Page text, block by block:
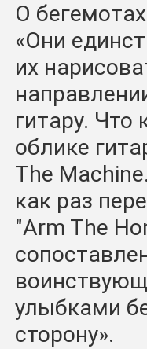
О
«Они
их
гитару. Что
облике
The
как раз
"Arm The
улыбками
сторону».